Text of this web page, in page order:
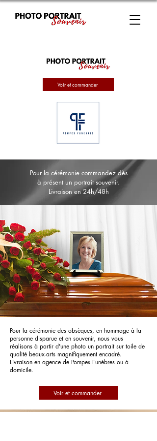
Voir et commander
Pour la cérémonie commandez dès
à présent un portrait souvenir.
Livraison en 24h/48h
Pour la cérémonie des obsèques, en hommage à la
personne disparue et en souvenir, nous vous
réalisons à partir d'une photo un portrait sur toile de
qualité beaux-arts magnifiquement encadré.
Livraison en agence de Pompes Funèbres ou à
domicile.
Voir et commander